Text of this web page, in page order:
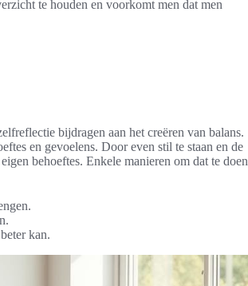
te houden en voorkomt men dat men
bijdragen aan het creëren van balans.
en gevoelens. Door even stil te staan en de
behoeftes. Enkele manieren om dat te doen
kan.